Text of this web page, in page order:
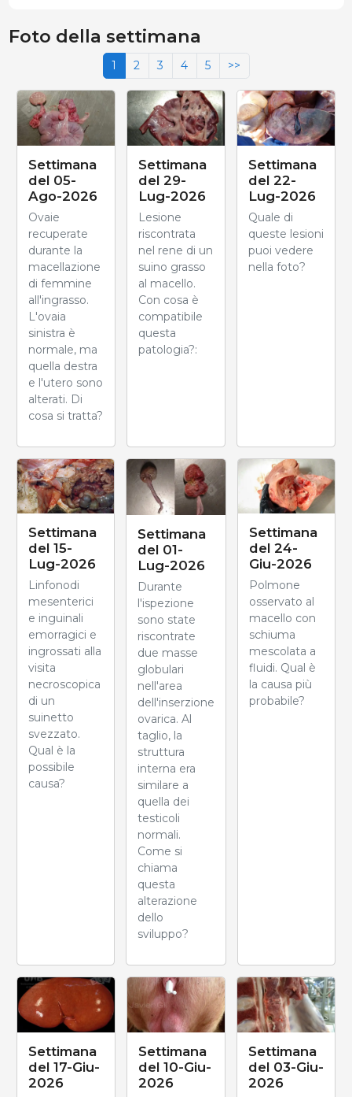
Foto della settimana
1 2 3 4 5 >>
Settimana
del 05-
Ago-2026
Ovaie
recuperate
durante la
macellazione
di femmine
all'ingrasso.
L'ovaia
sinistra è
normale, ma
quella destra
e l'utero sono
alterati. Di
cosa si tratta?
Settimana
del 29-
Lug-2026
Lesione
riscontrata
nel rene di un
suino grasso
al macello.
Con cosa è
compatibile
questa
patologia?:
Settimana
del 22-
Lug-2026
Quale di
queste lesioni
puoi vedere
nella foto?
Settimana
del 15-
Lug-2026
Linfonodi
mesenterici
e inguinali
emorragici e
ingrossati alla
visita
necroscopica
di un
suinetto
svezzato.
Qual è la
possibile
causa?
Settimana
del 01-
Lug-2026
Durante
l'ispezione
sono state
riscontrate
due masse
globulari
nell'area
dell'inserzione
ovarica. Al
taglio, la
struttura
interna era
similare a
quella dei
testicoli
normali.
Come si
chiama
questa
alterazione
dello
sviluppo?
Settimana
del 24-
Giu-2026
Polmone
osservato al
macello con
schiuma
mescolata a
fluidi. Qual è
la causa più
probabile?
Settimana
del 17-Giu-
2026
Settimana
del 10-Giu-
2026
Settimana
del 03-Giu-
2026